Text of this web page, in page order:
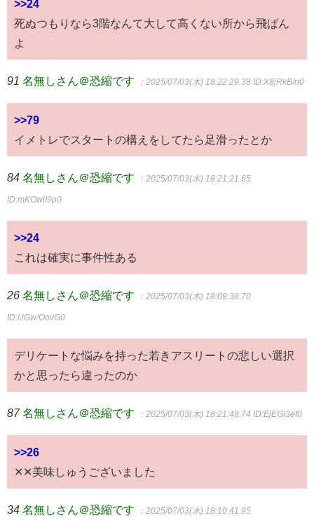
>>24
死ぬつもりなら3階なんて大して高くない所から飛ばん
よ
91 名無しさん＠恐縮です ：2025/07/03(木) 18:22:29.38 ID:X8jRkB/n0
>>79
イメトレでスタートの構えをしてたら足滑ったとか
84 名無しさん＠恐縮です ：2025/07/03(木) 18:21:21.65
ID:mKOwiI9p0
>>24
これは確実に事件性ある
26 名無しさん＠恐縮です ：2025/07/03(木) 18:09:38.70
ID:UGw/OovG0
デリケートな悩みを持った若きアスリートの悲しい選択
かと思ったら違ったのか
87 名無しさん＠恐縮です ：2025/07/03(木) 18:21:48.74 ID:EjEGi3ef0
>>26
✕✕美味しゅうございました
34 名無しさん＠恐縮です ：2025/07/03(木) 18:10:41.95